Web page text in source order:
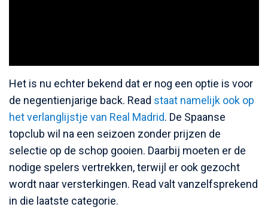
Het is nu echter bekend dat er nog een optie is voor
de negentienjarige back. Read staat namelijk ook op
het verlanglijstje van Real Madrid. De Spaanse
topclub wil na een seizoen zonder prijzen de
selectie op de schop gooien. Daarbij moeten er de
nodige spelers vertrekken, terwijl er ook gezocht
wordt naar versterkingen. Read valt vanzelfsprekend
in die laatste categorie.